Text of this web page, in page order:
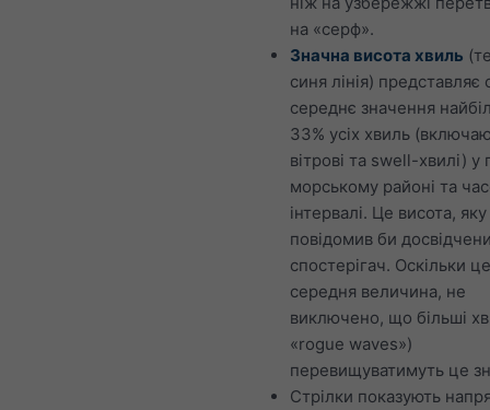
на «серф».
Значна висота хвиль
синя лінія)
середнє значення
33% усіх хвиль
вітрові та swell-хвилі)
морському районі та
інтервалі. Це висота, яку
повідомив би
спостерігач. Оскільки це
середня величина, не
виключено, що більші
«rogue waves»)
перевищуватимуть це
Стрілки показують